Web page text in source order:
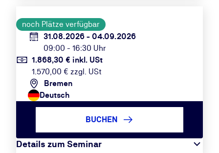
noch Plätze verfügbar
31.08.2026 - 04.09.2026
09:00 - 16:30 Uhr
1.868,30 € inkl. USt
1.570,00 € zzgl. USt
Bremen
Deutsch
Details zum Seminar
BUCHEN